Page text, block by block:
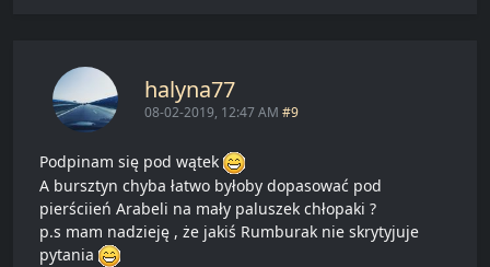
halyna77
08-02-2019, 12:47 AM #9
Podpinam się pod wątek
A bursztyn chyba łatwo byłoby dopasować pod
pierściień Arabeli na mały paluszek chłopaki ?
p.s mam nadzieję , że jakiś Rumburak nie skrytyjuje
pytania